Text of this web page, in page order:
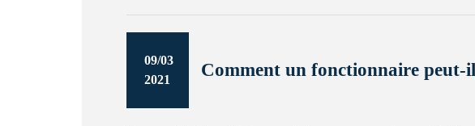
09/03
2021
Comment un fonctionnaire